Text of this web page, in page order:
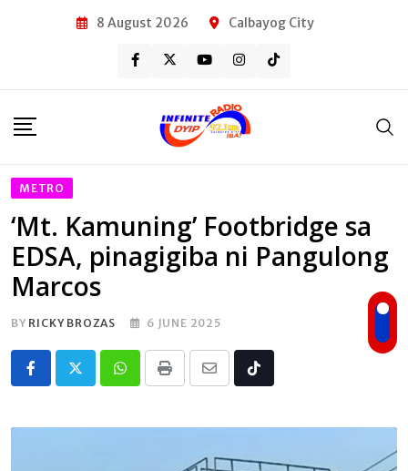
8 August 2026 Calbayog City
METRO
‘Mt. Kamuning’ Footbridge sa
EDSA, pinagigiba ni Pangulong
Marcos
BY RICKY BROZAS 6 JUNE 2025
Whatsapp
Print
Share
Email
Tiktok